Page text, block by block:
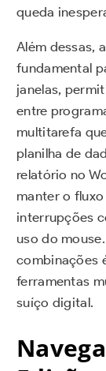
queda
Além dessas,
fundamental
janelas,
entre
multitarefa
planilha de
relatório no
manter o
interrupções
uso do
combinações
ferramentas
suíço digital.